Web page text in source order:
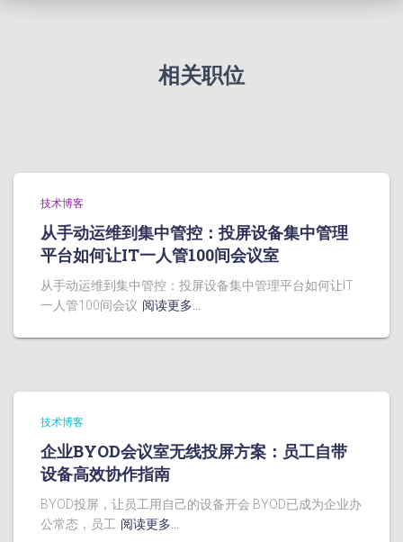
相关职位
技术博客
从手动运维到集中管控：投屏设备集中管理
平台如何让IT一人管100间会议室
从手动运维到集中管控：投屏设备集中管理平台如何让IT
一人管100间会议 阅读更多…
技术博客
企业BYOD会议室无线投屏方案：员工自带
设备高效协作指南
BYOD投屏，让员工用自己的设备开会 BYOD已成为企业办
公常态，员工 阅读更多…